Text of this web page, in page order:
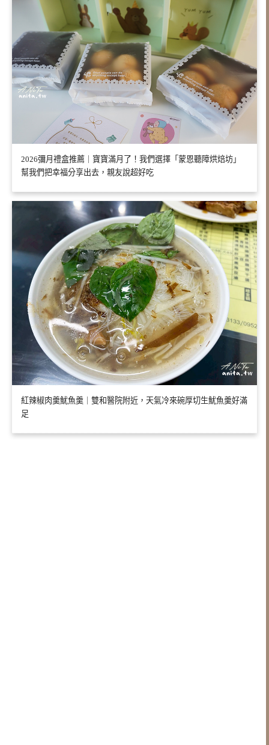
2026彌月禮盒推薦｜寶寶滿月了！我們選擇「蒙恩聽障烘焙坊」
幫我們把幸福分享出去，親友說超好吃
紅辣椒肉羹魷魚羹｜雙和醫院附近，天氣冷來碗厚切生魷魚羹好滿
足